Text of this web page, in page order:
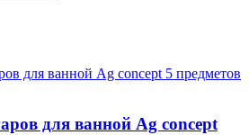
для ванной Ag concept